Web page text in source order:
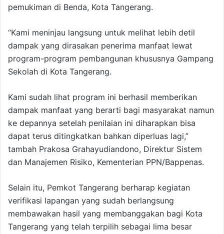
pemukiman di Benda, Kota Tangerang.
“Kami meninjau langsung untuk melihat lebih detil
dampak yang dirasakan penerima manfaat lewat
program-program pembangunan khususnya Gampang
Sekolah di Kota Tangerang.
Kami sudah lihat program ini berhasil memberikan
dampak manfaat yang berarti bagi masyarakat namun
ke depannya setelah penilaian ini diharapkan bisa
dapat terus ditingkatkan bahkan diperluas lagi,”
tambah Prakosa Grahayudiandono, Direktur Sistem
dan Manajemen Risiko, Kementerian PPN/Bappenas.
Selain itu, Pemkot Tangerang berharap kegiatan
verifikasi lapangan yang sudah berlangsung
membawakan hasil yang membanggakan bagi Kota
Tangerang yang telah terpilih sebagai lima besar